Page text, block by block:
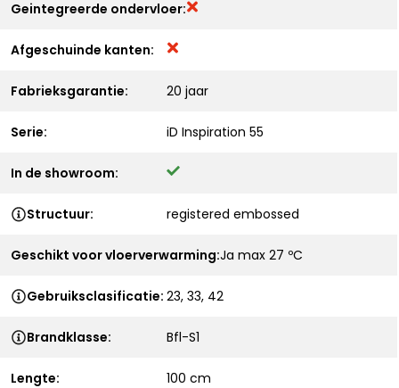
Geintegreerde ondervloer:
Afgeschuinde kanten:
Fabrieksgarantie: 20 jaar
Serie: iD Inspiration 55
In de showroom:
Structuur: registered embossed
Geschikt voor vloerverwarming:Ja max 27 ºC
Gebruiksclasificatie: 23, 33, 42
Brandklasse: Bfl-S1
Lengte: 100 cm